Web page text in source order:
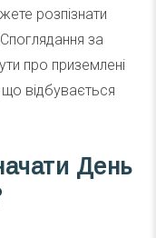
розпізнати
за
про приземлені
відбувається
День